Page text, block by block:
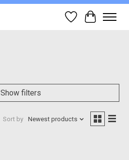
Wish List
Cart
Show filters
Sort by Newest products